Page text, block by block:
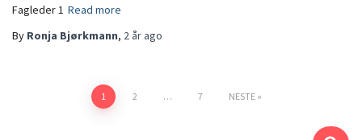
Fagleder 1 Read more
By Ronja Bjørkmann, 2 år ago
1 2 … 7 NESTE